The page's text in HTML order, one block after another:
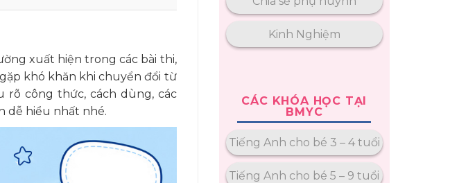
xuất hiện trong các bài thi,
khó khăn khi chuyển đổi từ
rõ công thức, cách dùng, các
dễ hiểu nhất nhé.
Kinh Nghiệm
CÁC KHÓA HỌC TẠI
BMYC
Tiếng Anh cho bé 3 – 4 tuổi
Tiếng Anh cho bé 5 – 9 tuổi